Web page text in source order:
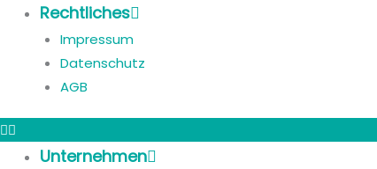
Rechtliches
Impressum
Datenschutz
AGB
Unternehmen